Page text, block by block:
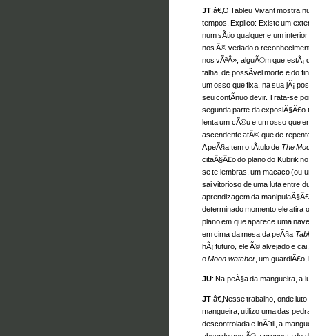
JT:â€‚O Tableu Vivant mostra
tempos. Explico: Existe um
num sÃ­tio qualquer e um
nos Ã© vedado o
nos vÃªÂ», alguÃ©m que estÃ¡
falha, de possÃ­vel morte e do
um osso que fixa, na sua jÃ¡
seu contÃ­nuo devir. Trata-se
segunda parte da exposiÃ§Ã£o
lenta um cÃ©u e um osso que
ascendente atÃ© que de
A peÃ§a tem o tÃ­tulo de The
citaÃ§Ã£o do plano do Kubrik
se te lembras, um macaco (ou
sai vitorioso de uma luta entre
aprendizagem da
determinado momento ele atira
plano em que aparece uma
em cima da mesa da peÃ§a
hÃ¡ futuro, ele Ã© alvejado e
oMoon watcher, um guardiÃ£o,
JU: Na peÃ§a da mangueira, a
JT:â€‚Nesse trabalho, onde
mangueira, utilizo uma das
descontrolada e inÃºtil, a